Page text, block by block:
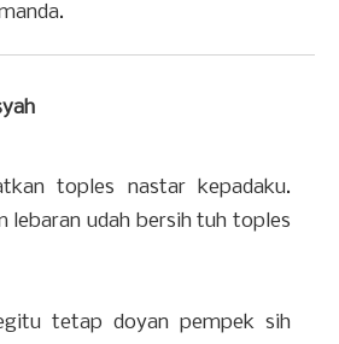
toples nastar kepadaku.
lebaran udah bersih tuh toples
tetap doyan pempek sih